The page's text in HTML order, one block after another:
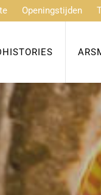
Openingstijden